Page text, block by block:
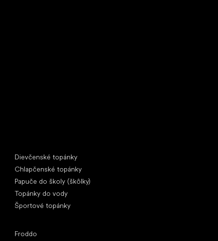
Dievčenské topánky
Chlapčenské topánky
Papuče do školy (škôlky)
Topánky do vody
Športové topánky
Froddo